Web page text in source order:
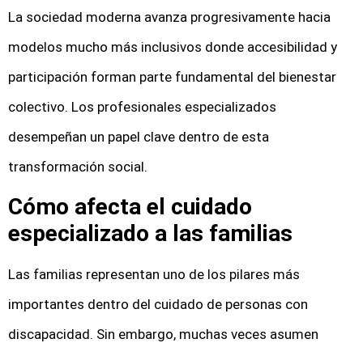
La sociedad moderna avanza progresivamente hacia
modelos mucho más inclusivos donde accesibilidad y
participación forman parte fundamental del bienestar
colectivo. Los profesionales especializados
desempeñan un papel clave dentro de esta
transformación social.
Cómo afecta el cuidado
especializado a las familias
Las familias representan uno de los pilares más
importantes dentro del cuidado de personas con
discapacidad. Sin embargo, muchas veces asumen